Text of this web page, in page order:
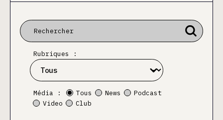
Rubriques :
Média : Tous News
Podcast
Video
Club